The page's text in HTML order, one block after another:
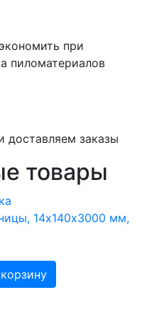
при
пиломатериалов
доставляем заказы
товары
14х140х3000 мм,